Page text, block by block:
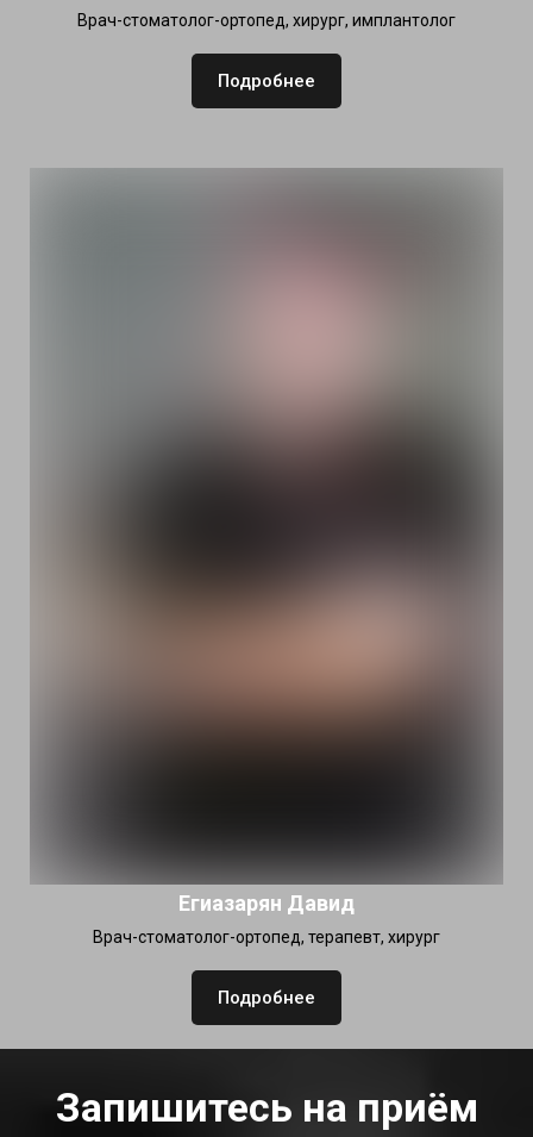
Врач-стоматолог-ортопед, хирург, имплантолог
Подробнее
Егиазарян Давид
Врач-стоматолог-ортопед, терапевт, хирург
Подробнее
Запишитесь на приём